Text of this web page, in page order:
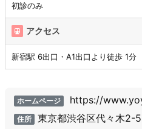
初診のみ
アクセス
新宿駅 6出口・A1出口より徒歩 1分
ホームページ https://
住所 東京都渋谷区代々木2-